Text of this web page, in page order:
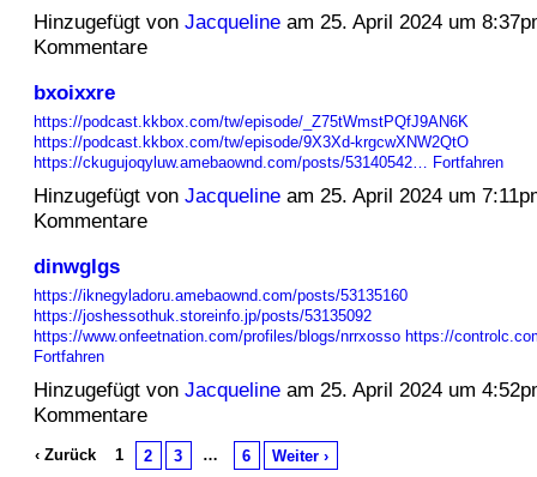
Hinzugefügt von Jacquelineam 25. April 2024 um
Kommentare
bxoixxre
https://podcast.kkbox.com/tw/episode/_Z75tWmstPQfJ9AN6K
https://podcast.kkbox.com/tw/episode/9X3Xd-krgcwXNW2QtO
https://ckugujoqyluw.amebaownd.com/posts/53140542… Fortfahren
Hinzugefügt von Jacquelineam 25. April 2024 um
Kommentare
dinwglgs
https://iknegyladoru.amebaownd.com/posts/53135160
https://joshessothuk.storeinfo.jp/posts/53135092
https://www.onfeetnation.com/profiles/blogs/nrrxosso https://
Fortfahren
Hinzugefügt von Jacquelineam 25. April 2024 um
Kommentare
‹ Zurück 1 2 3 … 6 Weiter ›